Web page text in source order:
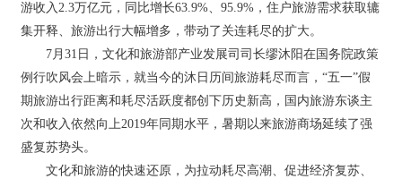
游收入2.3万亿元，同比增长63.9%、95.9%，住户旅游需求获取辘
集开释、旅游出行大幅增多，带动了关连耗尽的扩大。
7月31日，文化和旅游部产业发展司司长缪沐阳在国务院政策
例行吹风会上暗示，就当今的沐日历间旅游耗尽而言，“五一”假
期旅游出行距离和耗尽活跃度都创下历史新高，国内旅游东谈主
次和收入依然向上2019年同期水平，暑期以来旅游商场延续了强
盛复苏势头。
文化和旅游的快速还原，为拉动耗尽高潮、促进经济复苏、